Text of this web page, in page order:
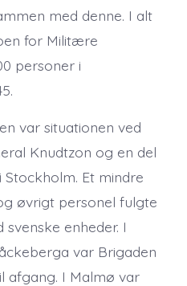
med denne. I alt
for Militære
personer i
var situationen ved
Knudtzon og en del
Et mindre
øvrigt personel fulgte
enheder. I
var Brigaden
afgang. I Malmø var